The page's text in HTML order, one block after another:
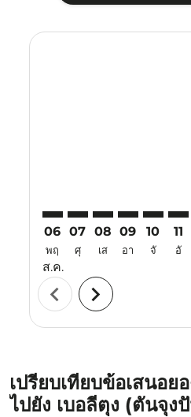
06
พฤ
ส.ค.
07
ศุ
08
เส
09
อา
10
จั
11
อั
chevron_left chevron_right
เปรียบเทียบข้อเสนอย
ไปยัง เบอลีตุง (ตันจุง